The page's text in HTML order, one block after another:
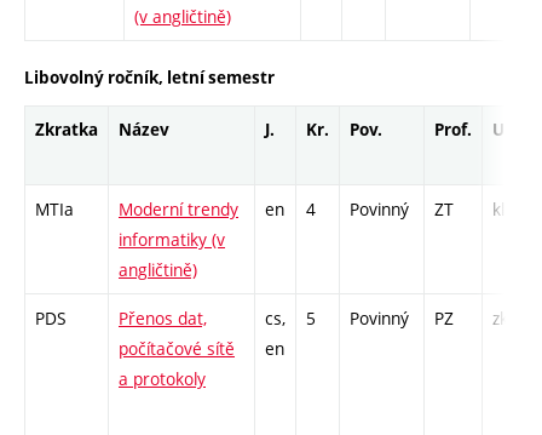
(v angličtině)
Libovolný ročník, letní semestr
Zkratka Název J. Kr. Pov. Prof. Uk.
MTIa
Moderní trendy
informatiky (v
angličtině)
en 4 Povinný ZT kl
PDS
Přenos dat,
počítačové sítě
a protokoly
cs,
en
5 Povinný PZ zk